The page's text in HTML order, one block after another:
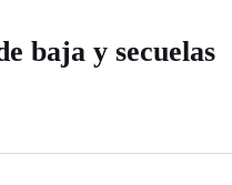
baja y secuelas